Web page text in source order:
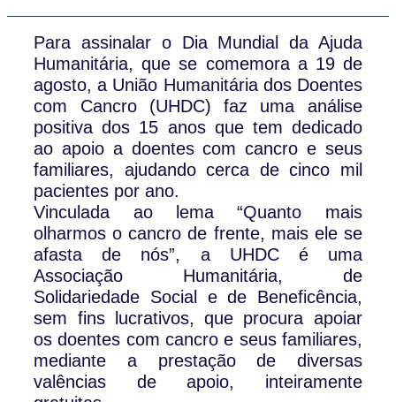
Para assinalar o Dia Mundial da Ajuda
Humanitária, que se comemora a 19 de
agosto, a União Humanitária dos Doentes
com Cancro (UHDC) faz uma análise
positiva dos 15 anos que tem dedicado
ao apoio a doentes com cancro e seus
familiares, ajudando cerca de cinco mil
pacientes por ano.
Vinculada ao lema “Quanto mais
olharmos o cancro de frente, mais ele se
afasta de nós”, a UHDC é uma
Associação Humanitária, de
Solidariedade Social e de Beneficência,
sem fins lucrativos, que procura apoiar
os doentes com cancro e seus familiares,
mediante a prestação de diversas
valências de apoio, inteiramente